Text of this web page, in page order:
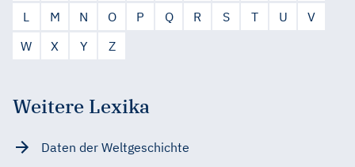
L
M N O P Q R S T U
V
W
X Y Z
Weitere Lexika
Daten der Weltgeschichte